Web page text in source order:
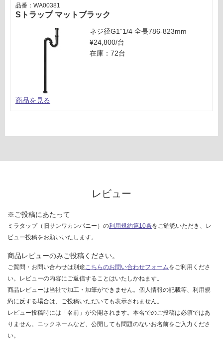
Sトラップ マットブラック
品番：WA00381
ネジ径G1”1/4 全長786-823mm
¥24,800/台
在庫：72台
商品を見る
レビュー
※ご投稿にあたって
ミラタップ（旧サンワカンパニー）の利用規約第10条をご確認いただき、レ
ビュー投稿をお願いいたします。
商品レビューのみご投稿ください。
ご質問・お問い合わせは別途こちらのお問い合わせフォームをご利用くださ
い。レビューの内容にご返信することはいたしかねます。
商品レビューは当社で加工・加筆ができません。個人情報の記載等、利用規
約に反する場合は、ご投稿いただいても表示されません。
レビュー投稿時には「名前」が公開されます。本名でのご投稿は必須ではあ
りません。ニックネームなど、公開しても問題のないお名前をご入力くださ
い。